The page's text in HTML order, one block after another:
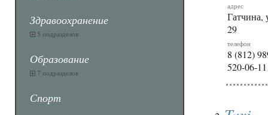
Здравоохранение
5 подразделов
Образование
7 подразделов
Спорт
адрес
Гатчина,
29
телефон
8 (812)
520-06-11